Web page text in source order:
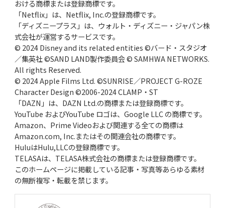
おける商標または登録商標です。
「Netflix」は、Netflix, Inc.の登録商標です。
「ディズニープラス」は、ウォルト・ディズニー・ジャパン株
式会社が運営するサービスです。
© 2024 Disney and its related entities ©バード・スタジオ
／集英社 ©SAND LAND製作委員会 © SAMHWA NETWORKS.
All rights Reserved.
© 2024 Apple Films Ltd. ©SUNRISE／PROJECT G-ROZE
Character Design ©2006-2024 CLAMP・ST
「DAZN」は、DAZN Ltd.の商標または登録商標です。
YouTube およびYouTube ロゴは、Google LLC の商標です。
Amazon、Prime Videoおよび関連する全ての商標は
Amazon.com, Inc.またはその関連会社の商標です。
HuluはHulu,LLCの登録商標です。
TELASAは、TELASA株式会社の商標または登録商標です。
このホームページに掲載している記事・写真等あらゆる素材
の無断複写・転載を禁じます。